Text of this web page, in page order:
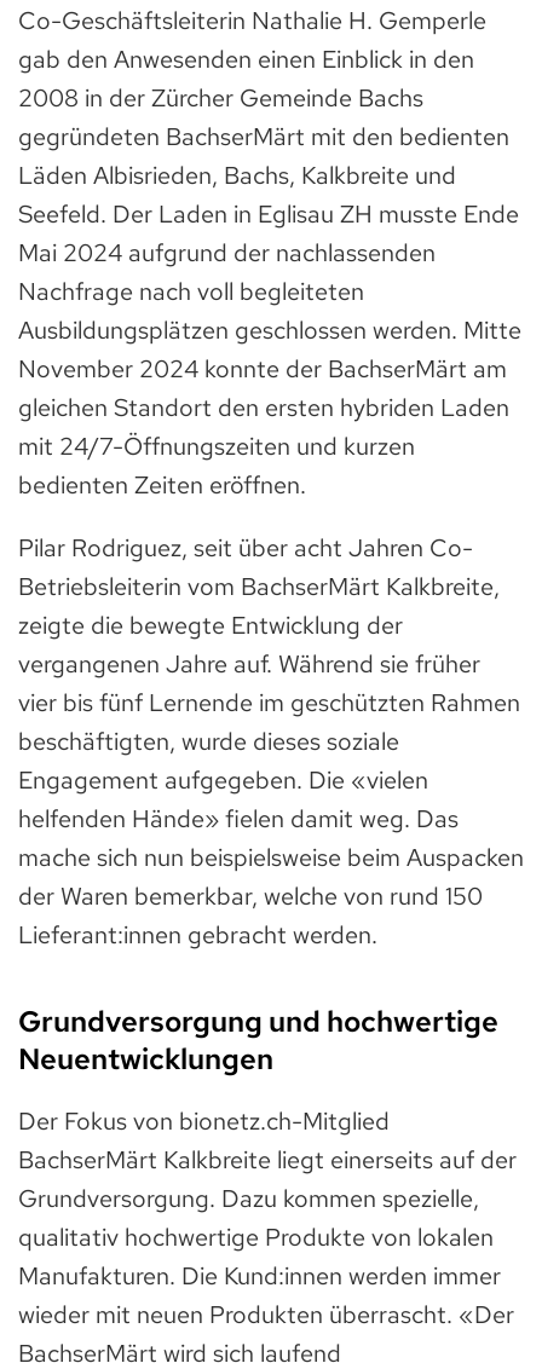
Co-Geschäftsleiterin Nathalie H. Gemperle
gab den Anwesenden einen Einblick in den
2008 in der Zürcher Gemeinde Bachs
gegründeten BachserMärt mit den bedienten
Läden Albisrieden, Bachs, Kalkbreite und
Seefeld. Der Laden in Eglisau ZH musste Ende
Mai 2024 aufgrund der nachlassenden
Nachfrage nach voll begleiteten
Ausbildungsplätzen geschlossen werden. Mitte
November 2024 konnte der BachserMärt am
gleichen Standort den ersten hybriden Laden
mit 24/7-Öffnungszeiten und kurzen
bedienten Zeiten eröffnen.
Pilar Rodriguez, seit über acht Jahren Co-
Betriebsleiterin vom BachserMärt Kalkbreite,
zeigte die bewegte Entwicklung der
vergangenen Jahre auf. Während sie früher
vier bis fünf Lernende im geschützten Rahmen
beschäftigten, wurde dieses soziale
Engagement aufgegeben. Die «vielen
helfenden Hände» fielen damit weg. Das
mache sich nun beispielsweise beim Auspacken
der Waren bemerkbar, welche von rund 150
Lieferant:innen gebracht werden.
Grundversorgung und hochwertige
Neuentwicklungen
Der Fokus von bionetz.ch-Mitglied
BachserMärt Kalkbreite liegt einerseits auf der
Grundversorgung. Dazu kommen spezielle,
qualitativ hochwertige Produkte von lokalen
Manufakturen. Die Kund:innen werden immer
wieder mit neuen Produkten überrascht. «Der
BachserMärt wird sich laufend